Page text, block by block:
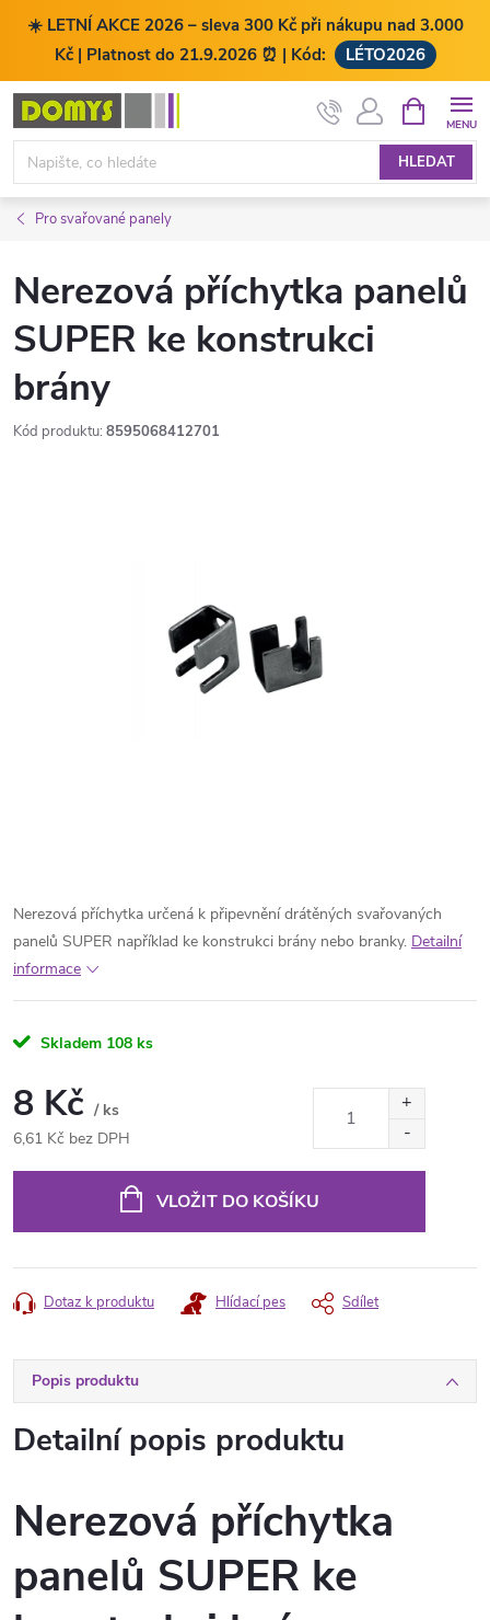
☀️ LETNÍ AKCE 2026 – sleva 300 Kč při nákupu nad 3.000
Kč | Platnost do 21.9.2026 ⏰ | Kód:
LÉTO2026
Přejít
obsah
HLEDAT
NÁKUPNÍ
KOŠÍK
Pro svařované panely
Nerezová příchytka panelů
SUPER ke konstrukci
brány
Kód produktu: 8595068412701
Nerezová příchytka určená k připevnění drátěných svařovaných
panelů SUPER například ke konstrukci brány nebo branky. Detailní
informace
Skladem 108 ks
8 Kč / ks
6,61 Kč bez DPH
VLOŽIT DO KOŠÍKU
Dotaz k produktu Hlídací pes Sdílet
Popis produktu
Detailní popis produktu
Nerezová příchytka
panelů SUPER ke